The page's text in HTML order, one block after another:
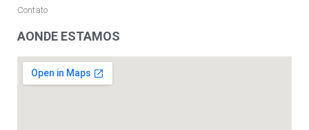
Contato
AONDE ESTAMOS